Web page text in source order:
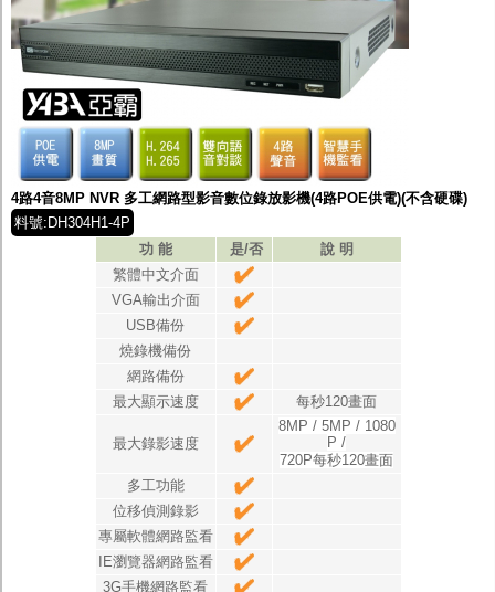
4路4音8MP NVR 多工網路型影音數位錄放影機(4路POE供電)(不含硬碟)
料號:DH304H1-4P
功 能
是/否
說 明
繁體中文介面
VGA輸出介面
USB備份
燒錄機備份
網路備份
最大顯示速度
每秒120畫面
最大錄影速度
8MP / 5MP / 1080
P /
720P每秒120畫面
多工功能
位移偵測錄影
專屬軟體網路監看
IE瀏覽器網路監看
3G手機網路監看